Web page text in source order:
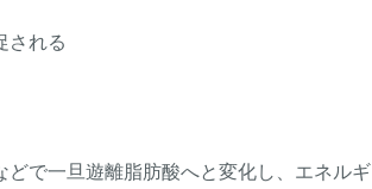
される
で一旦遊離脂肪酸へと変化し、エネルギ